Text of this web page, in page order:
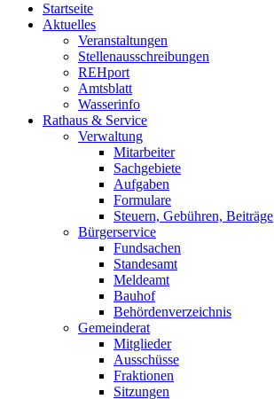
Startseite
Aktuelles
Veranstaltungen
Stellenausschreibungen
REHport
Amtsblatt
Wasserinfo
Rathaus & Service
Verwaltung
Mitarbeiter
Sachgebiete
Aufgaben
Formulare
Steuern, Gebühren, Beiträge
Bürgerservice
Fundsachen
Standesamt
Meldeamt
Bauhof
Behördenverzeichnis
Gemeinderat
Mitglieder
Ausschüsse
Fraktionen
Sitzungen